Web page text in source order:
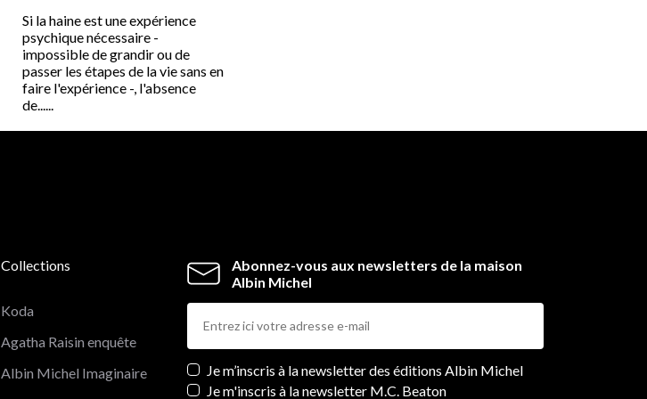
Si la haine est une expérience
psychique nécessaire -
impossible de grandir ou de
passer les étapes de la vie sans en
faire l'expérience -, l'absence
de......
Abonnez-vous aux newsletters de la maison
Albin Michel
Newsletters
Je m’inscris à la newsletter des éditions Albin Michel
Je m'inscris à la newsletter M.C. Beaton
Collections
Koda
Agatha Raisin enquête
Albin Michel Imaginaire